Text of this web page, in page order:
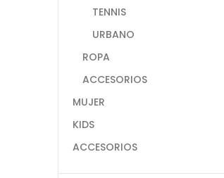
TENNIS
URBANO
ROPA
ACCESORIOS
MUJER
KIDS
ACCESORIOS